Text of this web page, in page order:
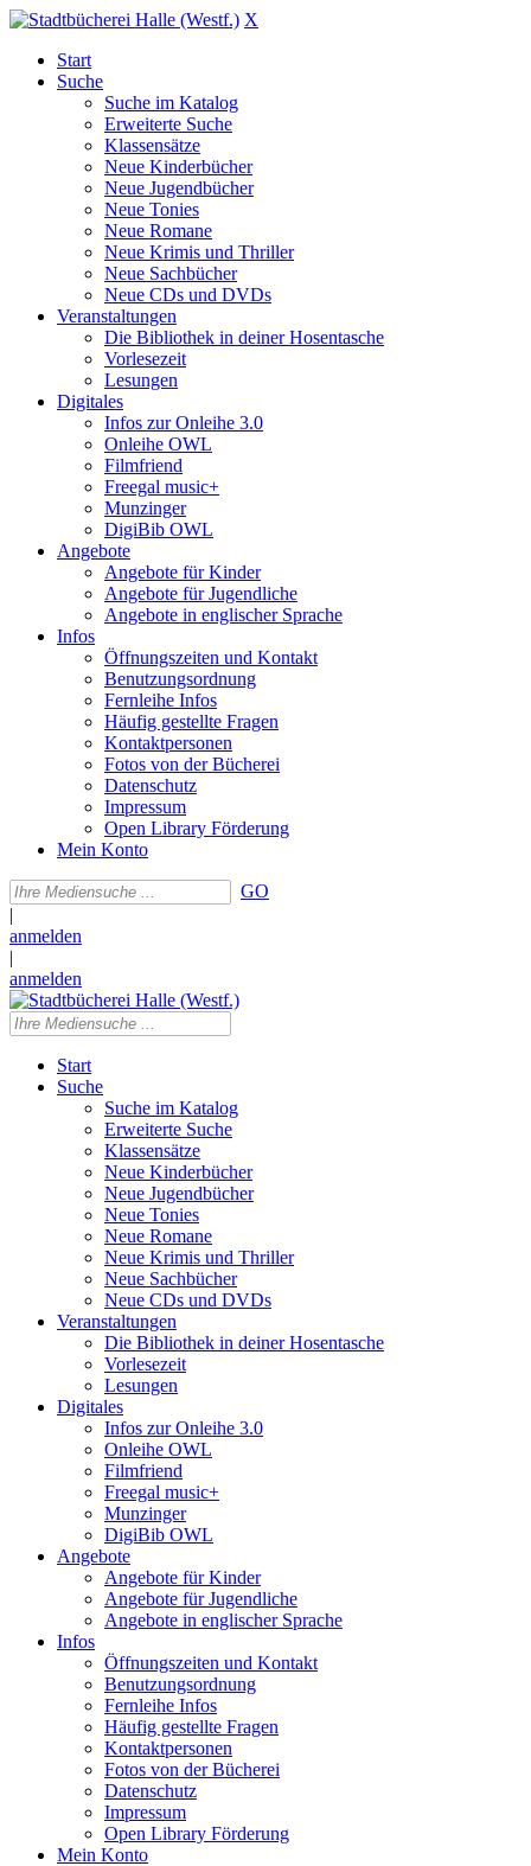
X
Start
Suche
Suche im Katalog
Erweiterte Suche
Klassensätze
Neue Kinderbücher
Neue Jugendbücher
Neue Tonies
Neue Romane
Neue Krimis und Thriller
Neue Sachbücher
Neue CDs und DVDs
Veranstaltungen
Die Bibliothek in deiner Hosentasche
Vorlesezeit
Lesungen
Digitales
Infos zur Onleihe 3.0
Onleihe OWL
Filmfriend
Freegal music+
Munzinger
DigiBib OWL
Angebote
Angebote für Kinder
Angebote für Jugendliche
Angebote in englischer Sprache
Infos
Öffnungszeiten und Kontakt
Benutzungsordnung
Fernleihe Infos
Häufig gestellte Fragen
Kontaktpersonen
Fotos von der Bücherei
Datenschutz
Impressum
Open Library Förderung
Mein Konto
GO
|
anmelden
|
anmelden
Start
Suche
Suche im Katalog
Erweiterte Suche
Klassensätze
Neue Kinderbücher
Neue Jugendbücher
Neue Tonies
Neue Romane
Neue Krimis und Thriller
Neue Sachbücher
Neue CDs und DVDs
Veranstaltungen
Die Bibliothek in deiner Hosentasche
Vorlesezeit
Lesungen
Digitales
Infos zur Onleihe 3.0
Onleihe OWL
Filmfriend
Freegal music+
Munzinger
DigiBib OWL
Angebote
Angebote für Kinder
Angebote für Jugendliche
Angebote in englischer Sprache
Infos
Öffnungszeiten und Kontakt
Benutzungsordnung
Fernleihe Infos
Häufig gestellte Fragen
Kontaktpersonen
Fotos von der Bücherei
Datenschutz
Impressum
Open Library Förderung
Mein Konto